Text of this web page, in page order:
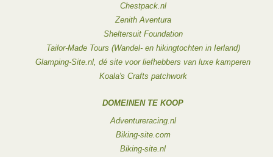
Chestpack.nl
Zenith Aventura
Sheltersuit Foundation
Tailor-Made Tours (Wandel- en hikingtochten in Ierland)
Glamping-Site.nl, dé site voor liefhebbers van luxe kamperen
Koala's Crafts patchwork
DOMEINEN TE KOOP
Adventureracing.nl
Biking-site.com
Biking-site.nl